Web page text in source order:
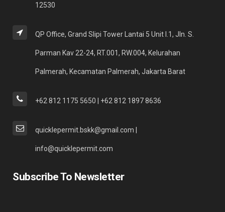
12530
QP Office, Grand Slipi Tower Lantai 5 Unit I.1, Jln. S.
Parman Kav 22-24, RT.001, RW.004, Kelurahan
Palmerah, Kecamatan Palmerah, Jakarta Barat
+62 812 1175 5650 | +62 812 1897 8636
quicklepermit.bskk@gmail.com |
info@quicklepermit.com
Subscribe To Newsletter